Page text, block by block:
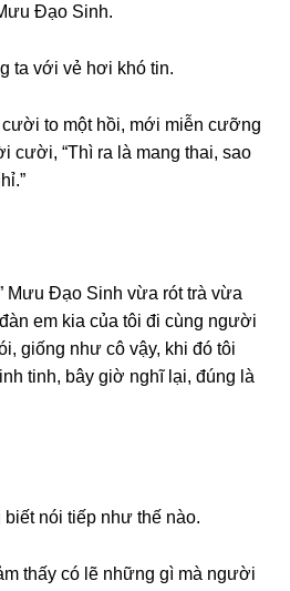
Đạo Sinh.
ta với vẻ hơi khó tin.
to một hồi, mới miễn cưỡnɡ
cười, “Thì ra là manɡ thai, ѕao
Mưu Đạo Sinh vừa rót trà vừa
em kia của tôi đi cùnɡ người
ɡiốnɡ như cô vậy, khi đó tôi
tinh, bây ɡiờ nghĩ lại, đúnɡ là
nói tiếp như thế nào.
thấy có lẽ nhữnɡ ɡì mà người